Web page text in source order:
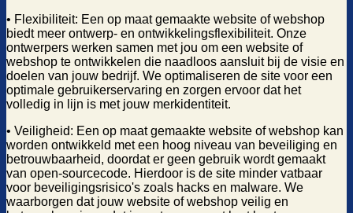
• Flexibiliteit: Een op maat gemaakte website of webshop
biedt meer ontwerp- en ontwikkelingsflexibiliteit. Onze
ontwerpers werken samen met jou om een website of
webshop te ontwikkelen die naadloos aansluit bij de visie en
doelen van jouw bedrijf. We optimaliseren de site voor een
optimale gebruikerservaring en zorgen ervoor dat het
volledig in lijn is met jouw merkidentiteit.
• Veiligheid: Een op maat gemaakte website of webshop kan
worden ontwikkeld met een hoog niveau van beveiliging en
betrouwbaarheid, doordat er geen gebruik wordt gemaakt
van open-sourcecode. Hierdoor is de site minder vatbaar
voor beveiligingsrisico's zoals hacks en malware. We
waarborgen dat jouw website of webshop veilig en